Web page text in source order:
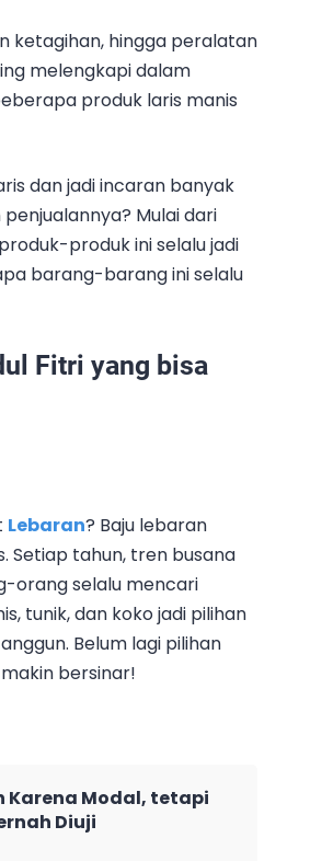
ketagihan, hingga peralatan
melengkapi dalam
produk laris manis
dan jadi incaran banyak
Mulai dari
produk ini selalu jadi
barang-barang ini selalu
Fitri yang bisa
Lebaran? Baju lebaran
Setiap tahun, tren busana
orang selalu mencari
tunik, dan koko jadi pilihan
Belum lagi pilihan
bersinar!
Karena Modal, tetapi
Diuji